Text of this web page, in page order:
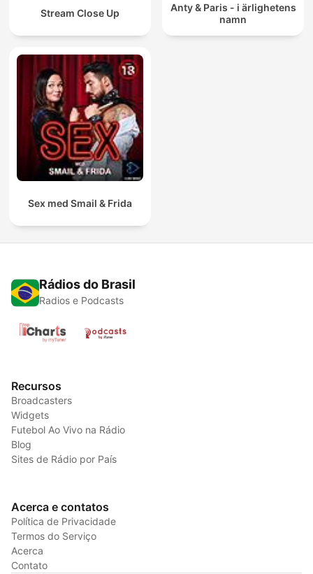
Stream Close Up
Anty & Paris - i ärlighetens
namn
Sex med Smail & Frida
Rádios do Brasil
Radios e Podcasts
Recursos
Broadcasters
Widgets
Futebol Ao Vivo na Rádio
Blog
Sites de Rádio por País
Acerca e contatos
Política de Privacidade
Termos do Serviço
Acerca
Contato